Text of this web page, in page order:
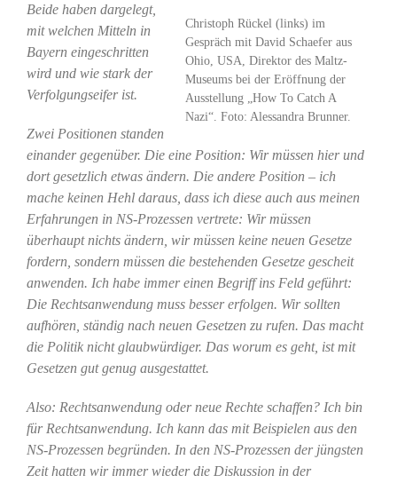
Christoph Rückel (links) im
Gespräch mit David Schaefer aus
Ohio, USA, Direktor des Maltz-
Museums bei der Eröffnung der
Ausstellung „How To Catch A
Nazi“. Foto: Alessandra Brunner.
Beide haben dargelegt,
mit welchen Mitteln in
Bayern eingeschritten
wird und wie stark der
Verfolgungseifer ist.
Zwei Positionen standen
einander gegenüber. Die eine Position: Wir müssen hier und
dort gesetzlich etwas ändern. Die andere Position – ich
mache keinen Hehl daraus, dass ich diese auch aus meinen
Erfahrungen in NS-Prozessen vertrete: Wir müssen
überhaupt nichts ändern, wir müssen keine neuen Gesetze
fordern, sondern müssen die bestehenden Gesetze gescheit
anwenden. Ich habe immer einen Begriff ins Feld geführt:
Die Rechtsanwendung muss besser erfolgen. Wir sollten
aufhören, ständig nach neuen Gesetzen zu rufen. Das macht
die Politik nicht glaubwürdiger. Das worum es geht, ist mit
Gesetzen gut genug ausgestattet.
Also: Rechtsanwendung oder neue Rechte schaffen? Ich bin
für Rechtsanwendung. Ich kann das mit Beispielen aus den
NS-Prozessen begründen. In den NS-Prozessen der jüngsten
Zeit hatten wir immer wieder die Diskussion in der